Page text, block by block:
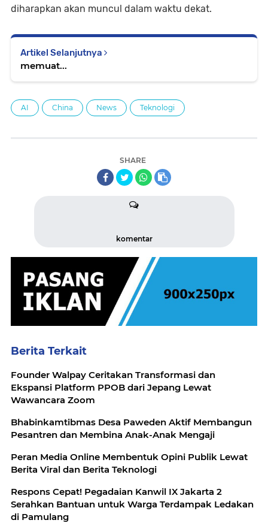
diharapkan akan muncul dalam waktu dekat.
Artikel Selanjutnya
memuat...
AI China News Teknologi
SHARE
komentar
Berita Terkait
Founder Walpay Ceritakan Transformasi dan
Ekspansi Platform PPOB dari Jepang Lewat
Wawancara Zoom
Bhabinkamtibmas Desa Paweden Aktif Membangun
Pesantren dan Membina Anak-Anak Mengaji
Peran Media Online Membentuk Opini Publik Lewat
Berita Viral dan Berita Teknologi
Respons Cepat! Pegadaian Kanwil IX Jakarta 2
Serahkan Bantuan untuk Warga Terdampak Ledakan
di Pamulang